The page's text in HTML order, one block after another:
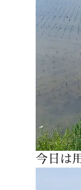
今日は